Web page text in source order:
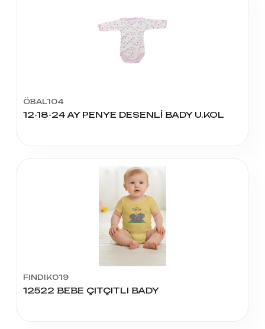
ÖBAL104
12-18-24 AY PENYE DESENLİ BADY U.KOL
FINDIK019
12522 BEBE ÇITÇITLI BADY